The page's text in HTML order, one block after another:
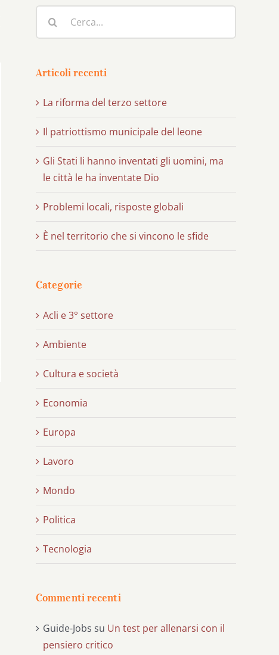
per:
Articoli recenti
La riforma del terzo settore
Il patriottismo municipale del leone
Gli Stati li hanno inventati gli uomini, ma
le città le ha inventate Dio
Problemi locali, risposte globali
È nel territorio che si vincono le sfide
Categorie
Acli e 3° settore
Ambiente
Cultura e società
Economia
Europa
Lavoro
Mondo
Politica
Tecnologia
Commenti recenti
Guide-Jobs su Un test per allenarsi con il
pensiero critico